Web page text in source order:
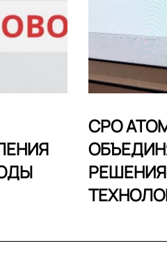
СРО